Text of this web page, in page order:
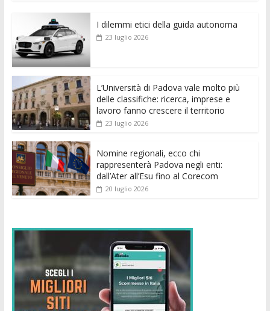
e
b
o
o
k
itt
er
ai
l s
p
ss
e
er
di e di
I dilemmi etici della guida autonoma
23 luglio 2026
L’Università di Padova vale molto più
delle classifiche: ricerca, imprese e
lavoro fanno crescere il territorio
23 luglio 2026
Nomine regionali, ecco chi
rappresenterà Padova negli enti:
dall’Ater all’Esu fino al Corecom
20 luglio 2026